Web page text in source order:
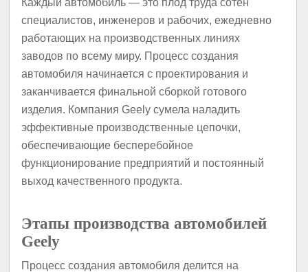
специалистов, инженеров и рабочих, ежедневно
работающих на производственных линиях
заводов по всему миру. Процесс создания
автомобиля начинается с проектирования и
заканчивается финальной сборкой готового
изделия. Компания Geely сумела наладить
эффективные производственные цепочки,
обеспечивающие бесперебойное
функционирование предприятий и постоянный
выход качественного продукта.
Этапы производства автомобилей
Geely
Процесс создания автомобиля делится на